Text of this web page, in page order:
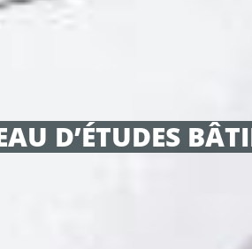
D’ÉTUDES